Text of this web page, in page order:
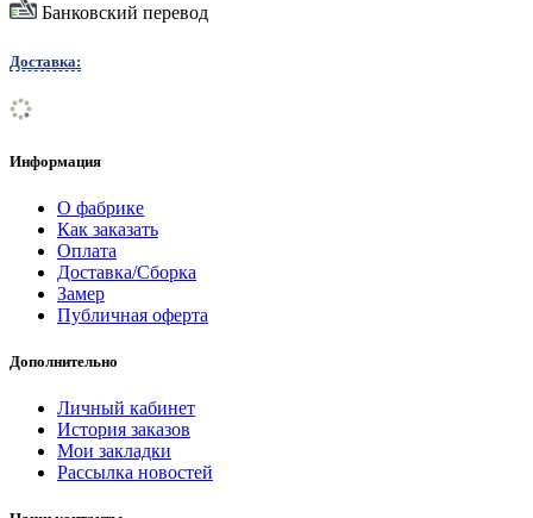
Банковский перевод
Доставка:
Информация
О фабрике
Как заказать
Оплата
Доставка/Сборка
Замер
Публичная оферта
Дополнительно
Личный кабинет
История заказов
Мои закладки
Рассылка новостей